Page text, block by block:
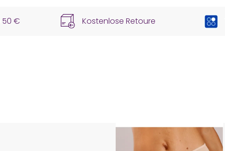
50 € Kostenlose Retoure